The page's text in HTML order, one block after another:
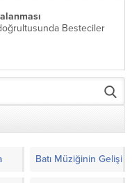
Besteciler
Batı Müziğinin Gelişimi